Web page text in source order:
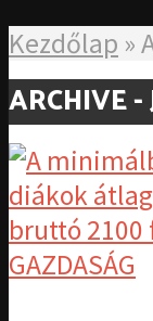
Kezdőlap »
ARCHIVE
GAZDASÁG